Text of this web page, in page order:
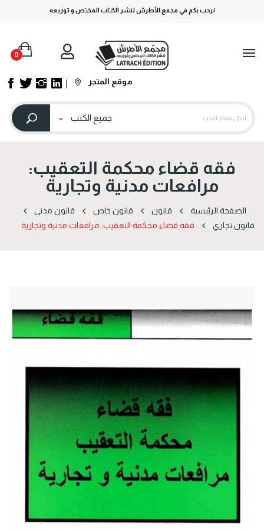
نرحب بكم في مجمع الأطرش لنشر الكتاب المختص و توزيعه
0
موقع المتجر
فقه قضاء محكمة التعقيب:
مرافعات مدنية وتجارية
الصفحة الرئيسية قانون قانون خاص
قانون مدني
قانون تجاري
فقه قضاء محكمة التعقيب: مرافعات مدنية وتجارية